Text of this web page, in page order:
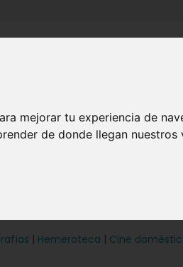
mejorar tu experiencia de
de donde llegan nuestros
| Hemeroteca | Cine